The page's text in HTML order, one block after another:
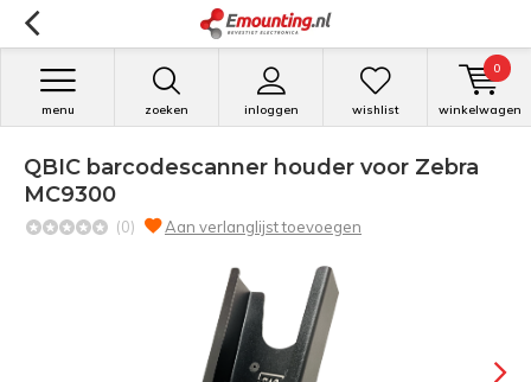
zoeken inloggen
menu wishlist winkelwagen
0
QBIC barcodescanner houder voor Zebra
MC9300
(0) Aan verlanglijst toevoegen